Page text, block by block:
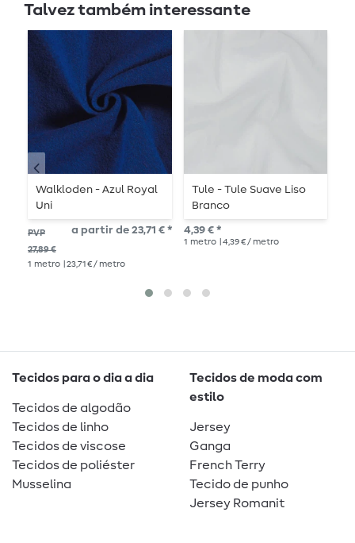
Talvez também interessante
Walkloden - Azul Royal
Uni
PVP
27,89 €
a partir de 23,71 € *
1 metro | 23,71 € / metro
Tule - Tule Suave Liso
Branco
4,39 € *
1 metro | 4,39 € / metro
Tecidos para o dia a dia
Tecidos de algodão
Tecidos de linho
Tecidos de viscose
Tecidos de poliéster
Musselina
Tecidos de moda com
estilo
Jersey
Ganga
French Terry
Tecido de punho
Jersey Romanit